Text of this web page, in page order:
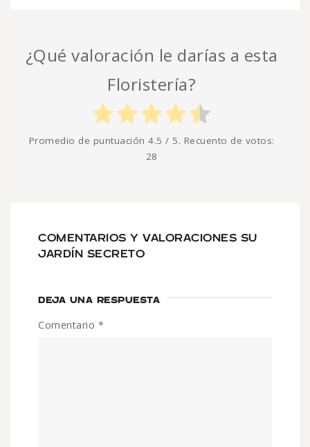
¿Qué valoración le darías a esta
Floristería?
Promedio de puntuación 4.5 / 5. Recuento de votos:
28
COMENTARIOS Y VALORACIONES SU
JARDÍN SECRETO
DEJA UNA RESPUESTA
Comentario *